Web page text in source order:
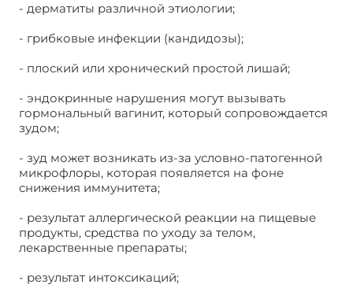
- дерматиты различной этиологии;
- грибковые инфекции (кандидозы);
- плоский или хронический простой лишай;
- эндокринные нарушения могут вызывать
гормональный вагинит, который сопровождается
зудом;
- зуд может возникать из-за условно-патогенной
микрофлоры, которая появляется на фоне
снижения иммунитета;
- результат аллергической реакции на пищевые
продукты, средства по уходу за телом,
лекарственные препараты;
- результат интоксикаций;